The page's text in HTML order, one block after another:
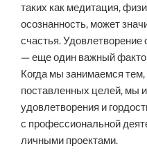
таких как медитация,
осознанность, может
счастья.
— еще один важный
Когда мы занимаемся тем,
поставленных целей, мы
удовлетворения и
с профессиональной
личными проектами.